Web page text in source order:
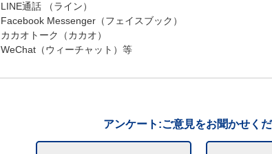
LINE通話 （ライン）
Facebook Messenger（フェイスブック）
カカオトーク（カカオ）
WeChat（ウィーチャット）等
アンケート:ご意見をお聞かせく